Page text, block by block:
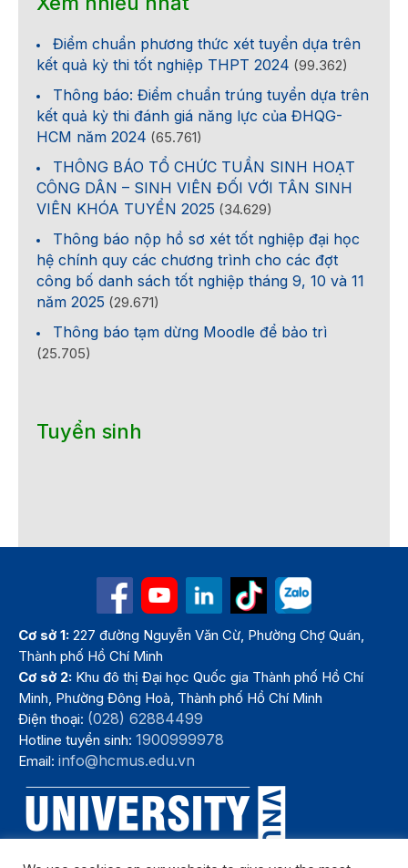
Điểm chuẩn phương thức xét tuyển dựa trên
kết quả kỳ thi tốt nghiệp THPT 2024 (99.362)
Thông báo: Điểm chuẩn trúng tuyển dựa trên
kết quả kỳ thi đánh giá năng lực của ĐHQG-
HCM năm 2024 (65.761)
THÔNG BÁO TỔ CHỨC TUẦN SINH HOẠT
CÔNG DÂN – SINH VIÊN ĐỐI VỚI TÂN SINH
VIÊN KHÓA TUYỂN 2025 (34.629)
Thông báo nộp hồ sơ xét tốt nghiệp đại học
hệ chính quy các chương trình cho các đợt
công bố danh sách tốt nghiệp tháng 9, 10 và 11
năm 2025 (29.671)
Thông báo tạm dừng Moodle để bảo trì
(25.705)
Tuyển sinh
Cơ sở 1: 227 đường Nguyễn Văn Cừ, Phường Chợ Quán,
Thành phố Hồ Chí Minh
Cơ sở 2: Khu đô thị Đại học Quốc gia Thành phố Hồ Chí
Minh, Phường Đông Hoà, Thành phố Hồ Chí Minh
Điện thoại: (028) 62884499
Hotline tuyển sinh:1900999978
Email:info@hcmus.edu.vn